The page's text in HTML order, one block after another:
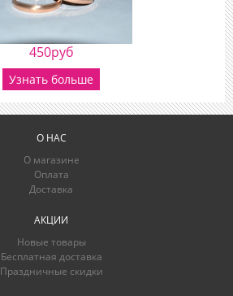
450руб
Узнать больше
О НАС
О магазине
Оплата
Доставка
АКЦИИ
Новые товары
Бесплатная доставка
Праздничные скидки